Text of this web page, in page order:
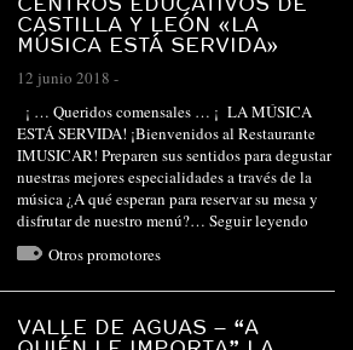
CASTILLA Y LEÓN «LA
MÚSICA ESTÁ SERVIDA»
12 junio 2018 -
¡ … Queridos comensales … ¡ LA MÚSICA
ESTÁ SERVIDA! ¡Bienvenidos al Restaurante
IMUSICAR! Preparen sus sentidos para degustar
nuestras mejores especialidades a través de la
música ¿A qué esperan para reservar su mesa y
disfrutar de nuestro menú?… Seguir leyendo
Otros promotores
VALLE DE AGUAS – “A